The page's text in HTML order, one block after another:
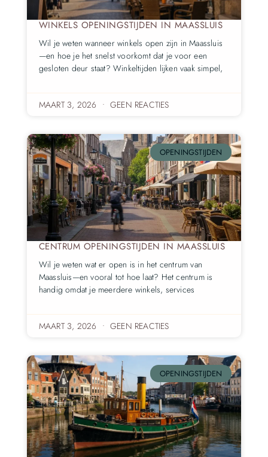
WINKELS OPENINGSTIJDEN IN MAASSLUIS
Wil je weten wanneer winkels open zijn in Maassluis
—en hoe je het snelst voorkomt dat je voor een
gesloten deur staat? Winkeltijden lijken vaak simpel,
MAART 3, 2026 GEEN REACTIES
OPENINGSTIJDEN
CENTRUM OPENINGSTIJDEN IN MAASSLUIS
Wil je weten wat er open is in het centrum van
Maassluis—en vooral tot hoe laat? Het centrum is
handig omdat je meerdere winkels, services
MAART 3, 2026 GEEN REACTIES
OPENINGSTIJDEN